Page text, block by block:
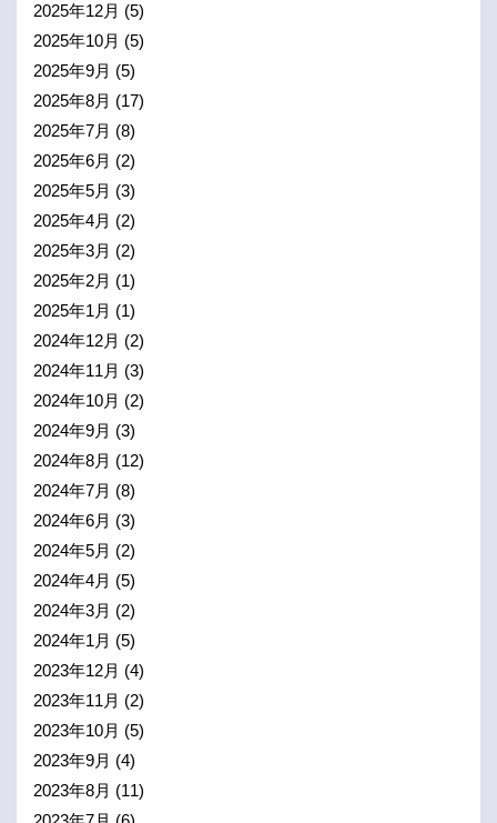
2025年12月 (5)
2025年10月 (5)
2025年9月 (5)
2025年8月 (17)
2025年7月 (8)
2025年6月 (2)
2025年5月 (3)
2025年4月 (2)
2025年3月 (2)
2025年2月 (1)
2025年1月 (1)
2024年12月 (2)
2024年11月 (3)
2024年10月 (2)
2024年9月 (3)
2024年8月 (12)
2024年7月 (8)
2024年6月 (3)
2024年5月 (2)
2024年4月 (5)
2024年3月 (2)
2024年1月 (5)
2023年12月 (4)
2023年11月 (2)
2023年10月 (5)
2023年9月 (4)
2023年8月 (11)